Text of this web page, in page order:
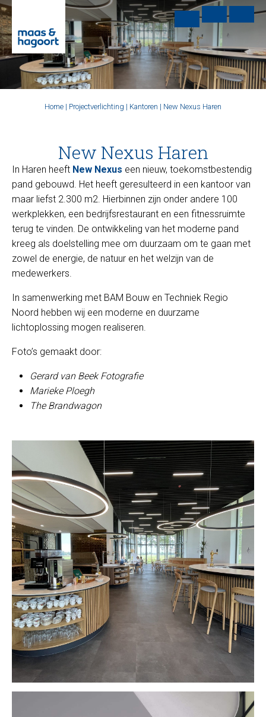
Home | Projectverlichting | Kantoren | New Nexus Haren
New Nexus Haren
In Haren heeft New Nexus een nieuw, toekomstbestendig
pand gebouwd. Het heeft geresulteerd in een kantoor van
maar liefst 2.300 m2. Hierbinnen zijn onder andere 100
werkplekken, een bedrijfsrestaurant en een fitnessruimte
terug te vinden. De ontwikkeling van het moderne pand
kreeg als doelstelling mee om duurzaam om te gaan met
zowel de energie, de natuur en het welzijn van de
medewerkers.
In samenwerking met BAM Bouw en Techniek Regio
Noord hebben wij een moderne en duurzame
lichtoplossing mogen realiseren.
Foto’s gemaakt door:
Gerard van Beek Fotografie
Marieke Ploegh
The Brandwagon